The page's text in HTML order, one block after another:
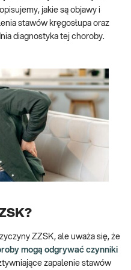
jakie są objawy i
stawów kręgosłupa oraz
diagnostyka tej choroby.
ZZSK, ale uważa się, że
mogą odgrywać czynniki
zapalenie stawów